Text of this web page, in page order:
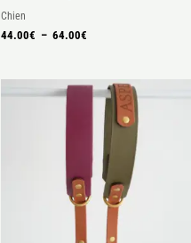
Chien
44.00€ – 64.00€
Plage
de
prix :
40.00€
44.00€